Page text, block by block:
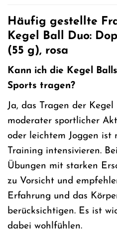
Häufig gestellte
Kegel Ball Duo:
(55 g), rosa
Kann ich die Kegel
Sports tragen?
Ja, das Tragen der
moderater sportlicher
oder leichtem Joggen ist
Training intensivieren.
Übungen mit starken
zu Vorsicht und
Erfahrung und das
berücksichtigen. Es ist
dabei wohlfühlen.